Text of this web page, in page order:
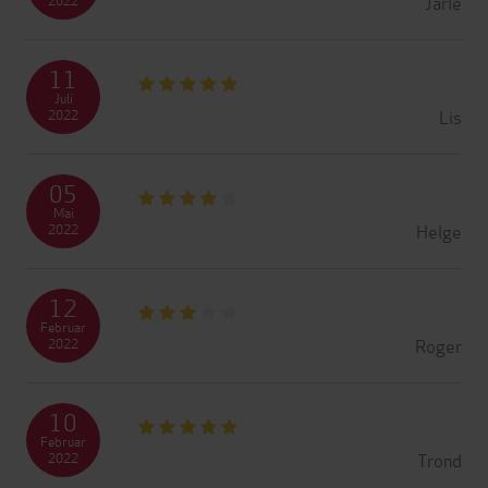
Lis
11
Juli
2022
Helge
05
Mai
2022
Roger
12
Februar
2022
Trond
10
Februar
2022